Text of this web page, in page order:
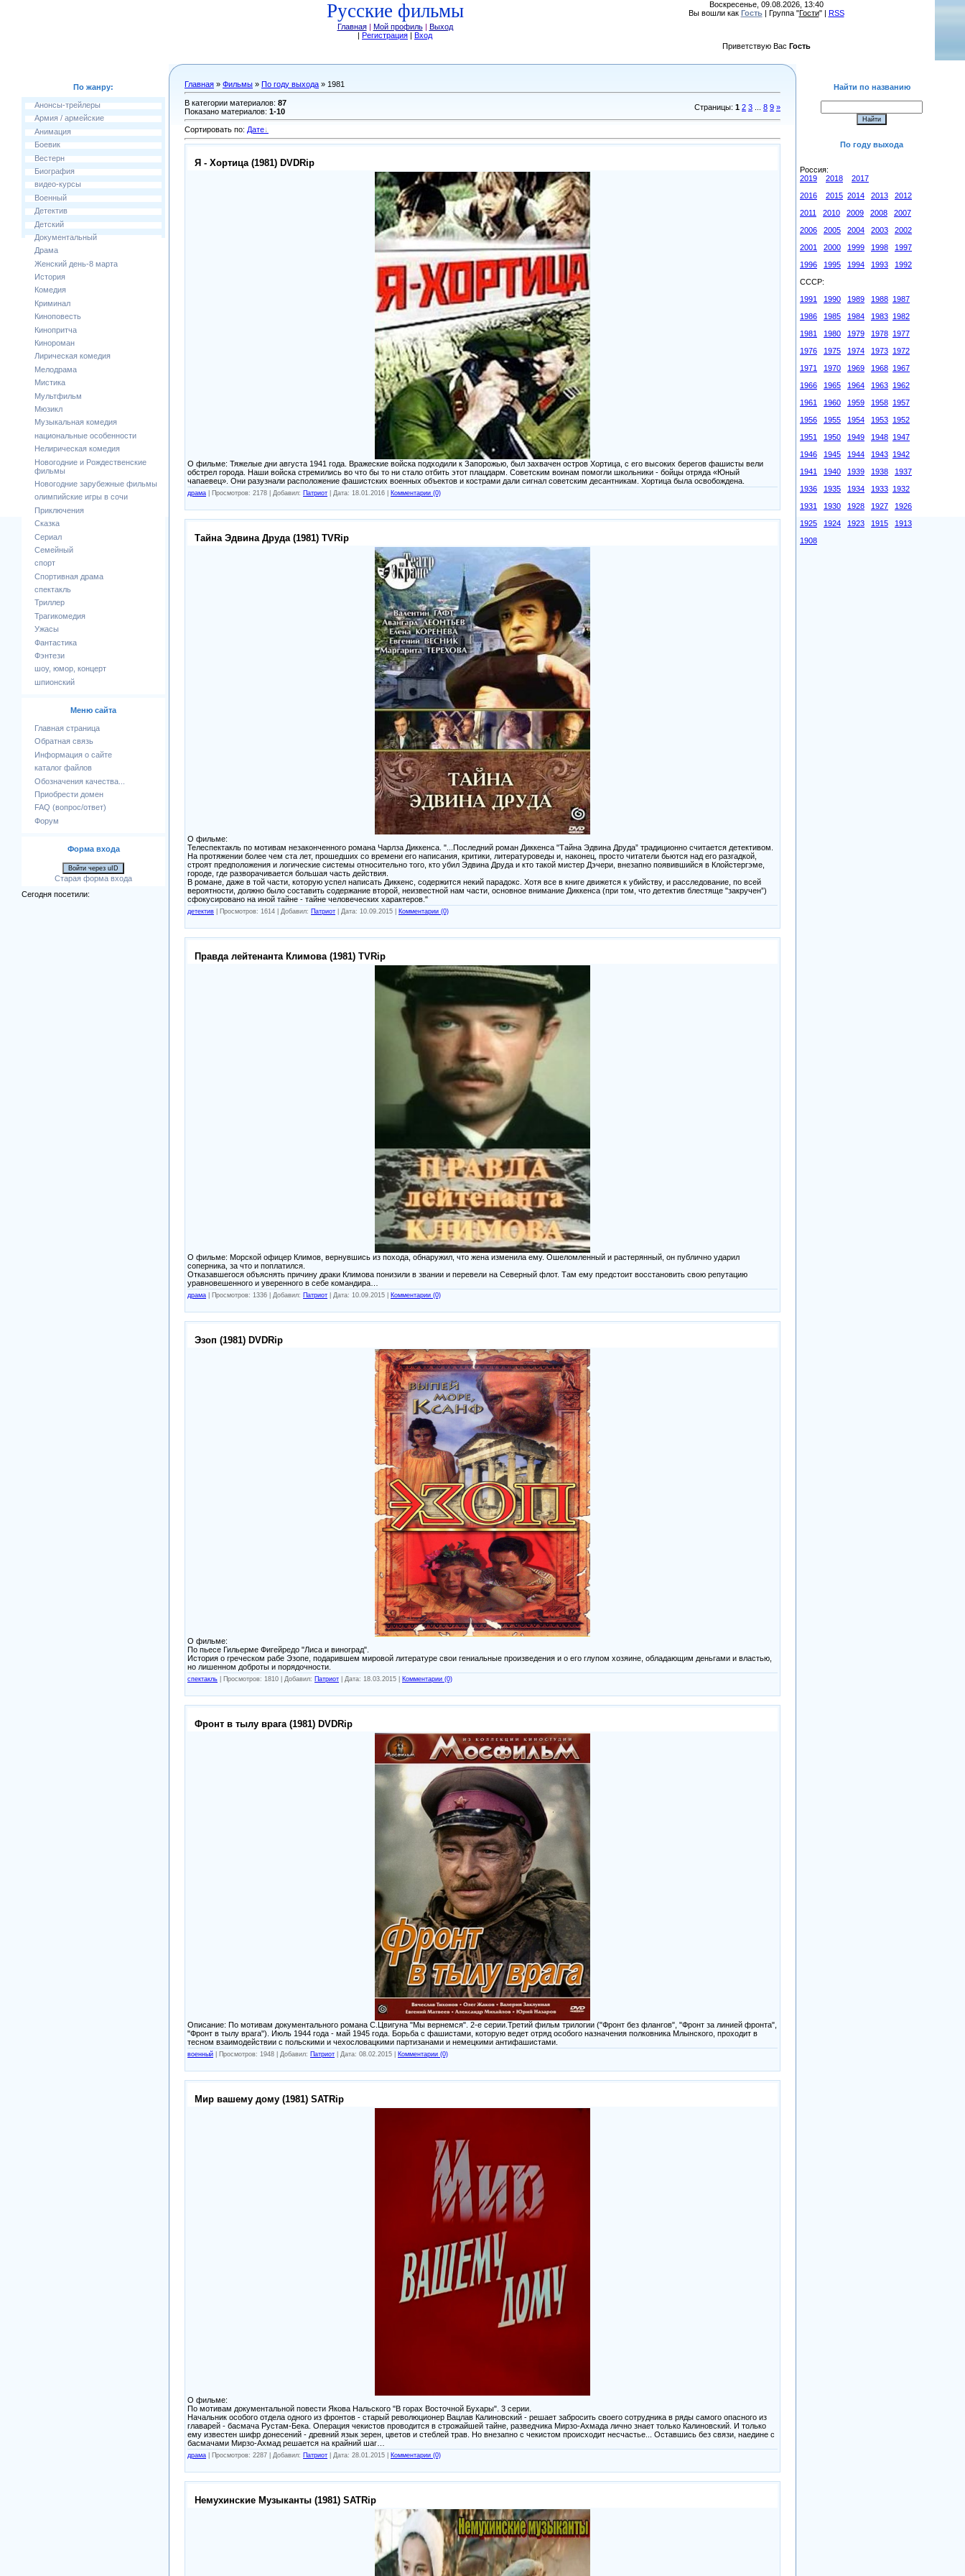
Русские фильмы
Главная| Мой профиль| Выход
| Регистрация | Вход
Воскресенье, 09.08.2026, 13:40
Вы вошли как Гость| Группа "Гости" | RSS
Приветствую Вас Гость
По жанру:
Анонсы-трейлеры
Армия / армейские
Анимация
Боевик
Вестерн
Биография
видео-курсы
Военный
Детектив
Детский
Документальный
Драма
Женский день-8 марта
История
Комедия
Криминал
Киноповесть
Кинопритча
Кинороман
Лирическая комедия
Мелодрама
Мистика
Мультфильм
Мюзикл
Музыкальная комедия
национальные особенности
Нелирическая комедия
Новогодние и Рождественские
фильмы
Новогодние зарубежные фильмы
олимпийские игры в сочи
Приключения
Сказка
Сериал
Семейный
спорт
Спортивная драма
спектакль
Триллер
Трагикомедия
Ужасы
Фантастика
Фэнтези
шоу, юмор, концерт
шпионский
Меню сайта
Главная страница
Обратная связь
Информация о сайте
каталог файлов
Обозначения качества...
Приобрести домен
FAQ (вопрос/ответ)
Форум
Форма входа
Войти через uID
Старая форма входа
Сегодня посетили:
Главная » Фильмы » По году выхода » 1981
В категории материалов: 87
Показано материалов: 1-10 Страницы: 1 2 3 8 9 »
Сортировать по: Дате
Я - Хортица (1981) DVDRip
О фильме: Тяжелые дни августа 1941 года. Вражеские войска подходили к Запорожью, был захвачен остров Хортица, с его высоких берегов фашисты вели
обстрел города. Наши войска стремились во что бы то ни стало отбить этот плацдарм. Советским воинам помогли школьники - бойцы отряда «Юный
чапаевец». Они разузнали расположение фашистских военных объектов и кострами дали сигнал советским десантникам. Хортица была освобождена.
драма Просмотров: 2178 | Добавил: Патриот Дата: 18.01.2016 Комментарии (0)
Тайна Эдвина Друда (1981) TVRip
О фильме:
Телеспектакль по мотивам незаконченного романа Чарлза Диккенса. "...Последний роман Диккенса "Тайна Эдвина Друда” традиционно считается детективом.
На протяжении более чем ста лет, прошедших со времени его написания, критики, литературоведы и, наконец, просто читатели бьются над его разгадкой,
строят предположения и логические системы относительно того, кто убил Эдвина Друда и кто такой мистер Дэчери, внезапно появившийся в Клойстергэме,
городе, где разворачивается большая часть действия.
В романе, даже в той части, которую успел написать Диккенс, содержится некий парадокс. Хотя все в книге движется к убийству, и расследование, по всей
вероятности, должно было составить содержание второй, неизвестной нам части, основное внимание Диккенса (при том, что детектив блестяще "закручен”)
сфокусировано на иной тайне - тайне человеческих характеров."
детектив Просмотров: 1614 | Добавил: Патриот Дата: 10.09.2015 Комментарии (0)
Правда лейтенанта Климова (1981) TVRip
О фильме: Морской офицер Климов, вернувшись из похода, обнаружил, что жена изменила ему. Ошеломленный и растерянный, он публично ударил
соперника, за что и поплатился.
Отказавшегося объяснять причину драки Климова понизили в звании и перевели на Северный флот. Там ему предстоит восстановить свою репутацию
уравновешенного и уверенного в себе командира…
драма Просмотров: 1336 | Добавил: Патриот Дата: 10.09.2015 Комментарии (0)
Эзоп (1981) DVDRip
О фильме:
По пьесе Гильерме Фигейредо "Лиса и виноград".
История о греческом рабе Эзопе, подарившем мировой литературе свои гениальные произведения и о его глупом хозяине, обладающим деньгами и властью,
но лишенном доброты и порядочности.
спектакль Просмотров: 1810 | Добавил: Патриот Дата: 18.03.2015 Комментарии (0)
Фронт в тылу врага (1981) DVDRip
Описание: По мотивам документального романа С.Цвигуна "Мы вернемся". 2-е серии.Третий фильм трилогии ("Фронт без флангов", "Фронт за линией фронта",
"Фронт в тылу врага"). Июль 1944 года - май 1945 года. Борьба с фашистами, которую ведет отряд особого назначения полковника Млынского, проходит в
тесном взаимодействии с польскими и чехословацкими партизанами и немецкими антифашистами.
военный Просмотров: 1948 | Добавил: Патриот Дата: 08.02.2015 Комментарии (0)
Мир вашему дому (1981) SATRip
О фильме:
По мотивам документальной повести Якова Нальского "В горах Восточной Бухары". 3 серии.
Начальник особого отдела одного из фронтов - старый революционер Вацлав Калиновский - решает забросить своего сотрудника в ряды самого опасного из
главарей - басмача Рустам-Бека. Операция чекистов проводится в строжайшей тайне, разведчика Мирзо-Ахмада лично знает только Калиновский. И только
ему известен шифр донесений - древний язык зерен, цветов и стеблей трав. Но внезапно с чекистом происходит несчастье... Оставшись без связи, наедине с
басмачами Мирзо-Ахмад решается на крайний шаг…
драма Просмотров: 2287 | Добавил: Патриот Дата: 28.01.2015 Комментарии (0)
Немухинские Музыканты (1981) SATRip
Найти по названию
По году выхода
Россия:
2019
2018
2017
2016
2015 2014 2013
2012
2011
2010 2009 2008
2007
2006
2005 2004 2003
2002
2001
2000 1999 1998
1997
1996
1995 1994 1993
1992
СССР:
1991
1990 1989 1988 1987
1986
1985 1984 1983 1982
1981
1980 1979 1978 1977
1976
1975 1974 1973 1972
1971
1970 1969 1968 1967
1966
1965 1964 1963 1962
1961
1960 1959 1958 1957
1956
1955 1954 1953 1952
1951
1950 1949 1948 1947
1946
1945 1944 1943 1942
1941
1940 1939 1938
1937
1936
1935 1934 1933 1932
1931
1930 1928 1927
1926
1925
1924 1923 1915
1913
1908